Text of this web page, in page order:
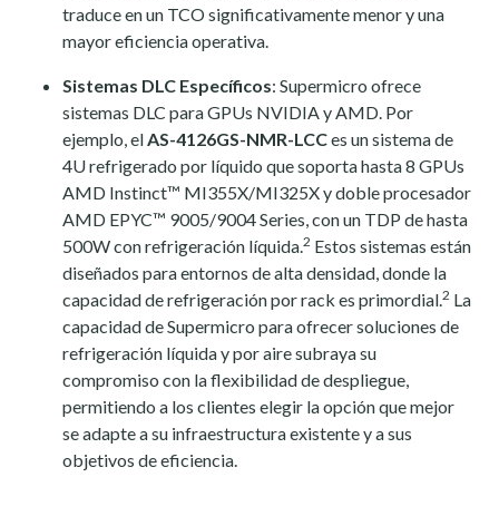
traduce en un TCO significativamente menor y una
mayor eficiencia operativa.
Sistemas DLC Específicos: Supermicro ofrece
sistemas DLC para GPUs NVIDIA y AMD. Por
ejemplo, elAS-4126GS-NMR-LCCes un sistema de
4U refrigerado por líquido que soporta hasta 8 GPUs
AMD Instinct™ MI355X/MI325X y doble procesador
AMD EPYC™ 9005/9004 Series, con un TDP de hasta
500W con refrigeración líquida.2 Estos sistemas están
diseñados para entornos de alta densidad, donde la
capacidad de refrigeración por rack es primordial.2 La
capacidad de Supermicro para ofrecer soluciones de
refrigeración líquida y por aire subraya su
compromiso con la flexibilidad de despliegue,
permitiendo a los clientes elegir la opción que mejor
se adapte a su infraestructura existente y a sus
objetivos de eficiencia.